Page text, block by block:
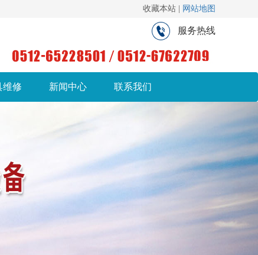
收藏本站 | 网站地图
服务热线
维修 新闻中心 联系我们